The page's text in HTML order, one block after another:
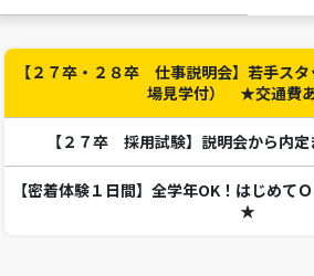
【２７卒・２８卒 仕事説明会】若手ス
場見学付） ★交通費
【２７卒 採用試験】説明会から内
【密着体験１日間】全学年OK！はじめて
★